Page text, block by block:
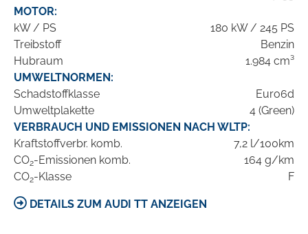
MOTOR:
kW / PS
180 kW / 245 PS
Treibstoff
Benzin
Hubraum
1.984 cm³
UMWELTNORMEN:
Schadstoffklasse
Euro6d
Umweltplakette
4 (Green)
VERBRAUCH UND EMISSIONEN NACH WLTP:
Kraftstoffverbr. komb.
7,2 l/100km
CO2-Emissionen komb.
164 g/km
CO2-Klasse F
DETAILS ZUM AUDI TT ANZEIGEN